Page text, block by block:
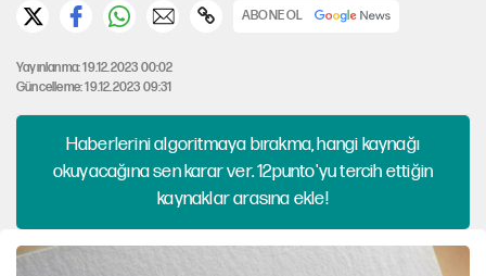
ABONE OL
Yayınlanma: 19.12.2023 00:02
Güncelleme: 19.12.2023 09:31
Haberlerini algoritmaya bırakma, hangi kaynağı
okuyacağına sen karar ver. 12punto'yu tercih ettiğin
kaynaklar arasına ekle!